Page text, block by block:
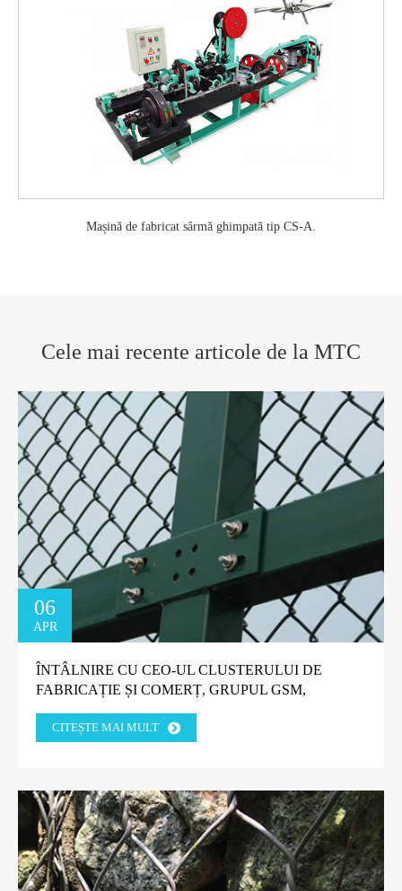
Mașină de fabricat sârmă ghimpată tip CS-A.
Cele mai recente articole de la MTC
06
APR
ÎNTÂLNIRE CU CEO-UL CLUSTERULUI DE
FABRICAȚIE ȘI COMERȚ, GRUPUL GSM,
CITEȘTE MAI MULT